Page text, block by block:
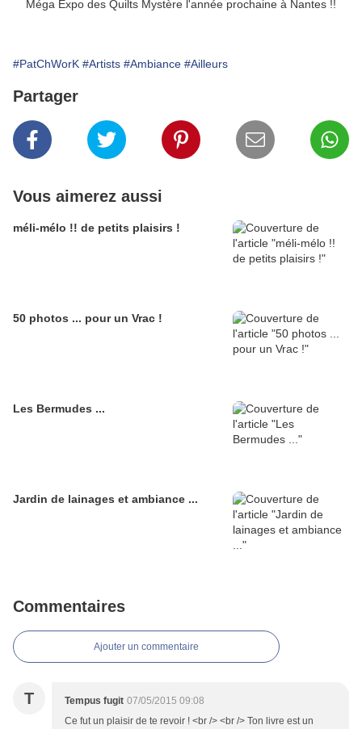
Méga Expo des Quilts Mystère l'année prochaine à Nantes !!
#PatChWorK #Artists #Ambiance #Ailleurs
Partager
Vous aimerez aussi
méli-mélo !! de petits plaisirs !
50 photos ... pour un Vrac !
Les Bermudes ...
Jardin de lainages et ambiance ...
Commentaires
Ajouter un commentaire
T Tempus fugit 07/05/2015 09:08
Ce fut un plaisir de te revoir ! <br /> <br /> Ton livre est un